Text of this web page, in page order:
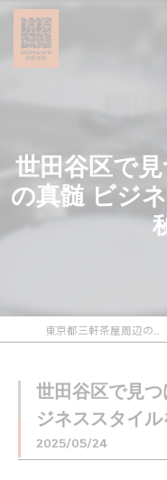
世田谷区で
の真髄 ビジ
世田谷区で見
ジネススタイ
2025/05/24